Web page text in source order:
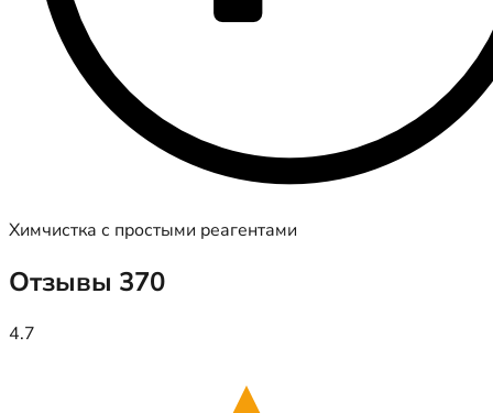
Химчистка с простыми реагентами
Отзывы 370
4.7